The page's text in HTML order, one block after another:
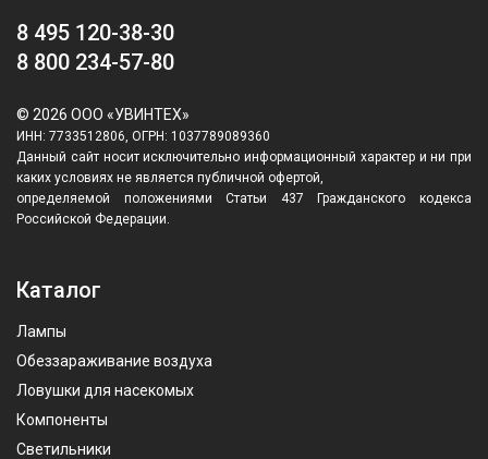
8 495 120-38-30
8 800 234-57-80
© 2026 ООО «УВИНТЕХ»
ИНН: 7733512806, ОГРН: 1037789089360
Данный сайт носит исключительно информационный характер и ни при
каких условиях не является публичной офертой,
определяемой положениями Статьи 437 Гражданского кодекса
Российской Федерации.
Каталог
Лампы
Обеззараживание воздуха
Ловушки для насекомых
Компоненты
Светильники